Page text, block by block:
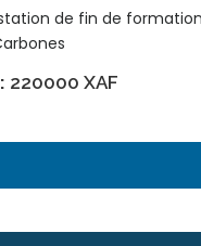
de fin de
220000 XAF